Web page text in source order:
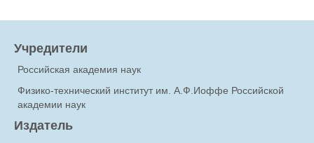
Учредители
Российская академия наук
Физико-технический институт им. А.Ф.Иоффе Российской
академии наук
Издатель